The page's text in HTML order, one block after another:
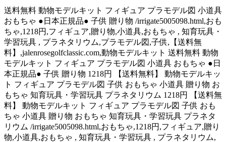
送料無料 動物モデルキット フィギュア プラモデル図 小道具
おもちゃ ●日本正規品● 子供 贈り物 /irrigate5005098.html,おも
ちゃ,1218円,フィギュア,贈り物,小道具,おもちゃ , 知育玩具・
学習玩具 , プラネタリウム,プラモデル図,子供,【送料無
料】,jalenrosegolfclassic.com,動物モデルキット 送料無料 動物
モデルキット フィギュア プラモデル図 小道具 おもちゃ ●日
本正規品● 子供 贈り物 1218円 【送料無料】 動物モデルキッ
ト フィギュア プラモデル図 子供 おもちゃ 小道具 贈り物 お
もちゃ 知育玩具・学習玩具 プラネタリウム 1218円 【送料無
料】 動物モデルキット フィギュア プラモデル図 子供 おも
ちゃ 小道具 贈り物 おもちゃ 知育玩具・学習玩具 プラネタ
リウム /irrigate5005098.html,おもちゃ,1218円,フィギュア,贈り
物,小道具,おもちゃ , 知育玩具・学習玩具 , プラネタリウム,